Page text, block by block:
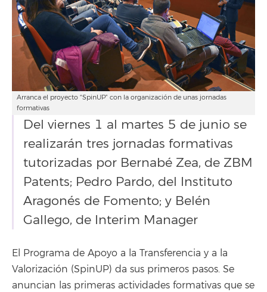
Arranca el proyecto “SpinUP” con la organización de unas jornadas
formativas
Del viernes 1 al martes 5 de junio se
realizarán tres jornadas formativas
tutorizadas por Bernabé Zea, de ZBM
Patents; Pedro Pardo, del Instituto
Aragonés de Fomento; y Belén
Gallego, de Interim Manager
El Programa de Apoyo a la Transferencia y a la
Valorización (SpinUP) da sus primeros pasos. Se
anuncian las primeras actividades formativas que se